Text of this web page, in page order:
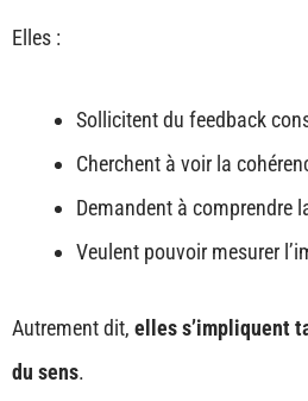
Elles :
Sollicitent du feedback
Cherchent à voir la
Demandent à comprendre
Veulent pouvoir mesurer
Autrement dit, elles s’impliquent
du sens.